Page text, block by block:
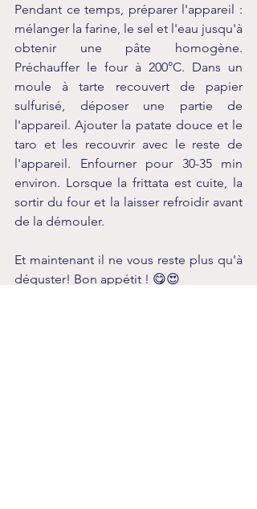
Pendant ce temps, préparer l'appareil :
mélanger la farine, le sel et l'eau jusqu'à
obtenir une pâte homogène.
Préchauffer le four à 200°C. Dans un
moule à tarte recouvert de papier
sulfurisé, déposer une partie de
l'appareil. Ajouter la patate douce et le
taro et les recouvrir avec le reste de
l'appareil. Enfourner pour 30-35 min
environ. Lorsque la frittata est cuite, la
sortir du four et la laisser refroidir avant
de la démouler.
Et maintenant il ne vous reste plus qu'à
déguster! Bon appétit ! 😋😍